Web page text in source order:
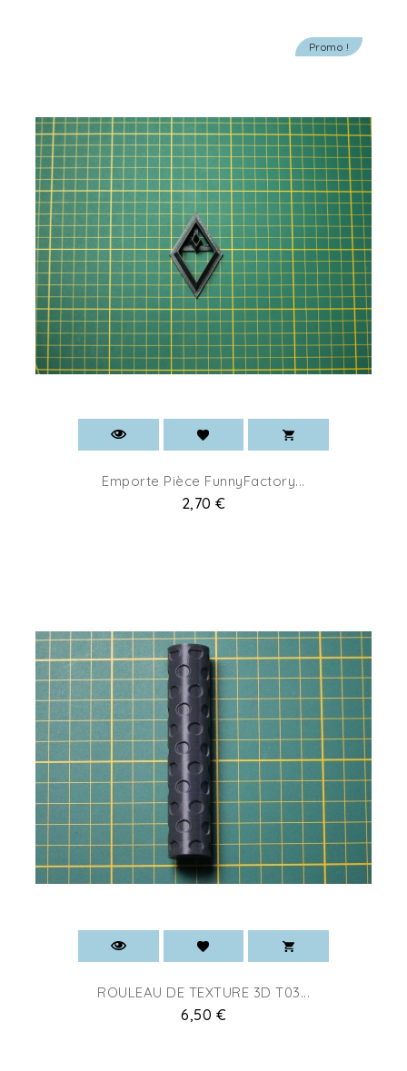
Promo !
Emporte Pièce FunnyFactory...
Prix
2,70 €
ROULEAU DE TEXTURE 3D T03...
Prix
6,50 €